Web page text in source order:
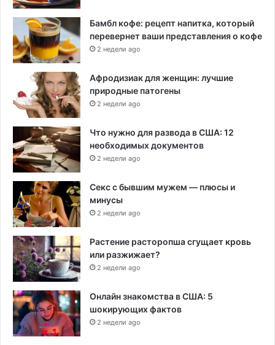
Бамбл кофе: рецепт напитка, который
перевернет ваши представления о кофе
2 недели ago
Афродизиак для женщин: лучшие
природные патогены
2 недели ago
Что нужно для развода в США: 12
необходимых документов
2 недели ago
Секс с бывшим мужем — плюсы и
минусы
2 недели ago
Растение расторопша сгущает кровь
или разжижает?
2 недели ago
Онлайн знакомства в США: 5
шокирующих фактов
2 недели ago